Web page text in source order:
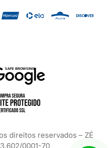
SAFE BROWSING
direitos reservados – ZÉ
0001-70